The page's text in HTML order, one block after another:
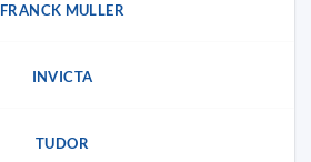
FRANCK MULLER
INVICTA
TUDOR